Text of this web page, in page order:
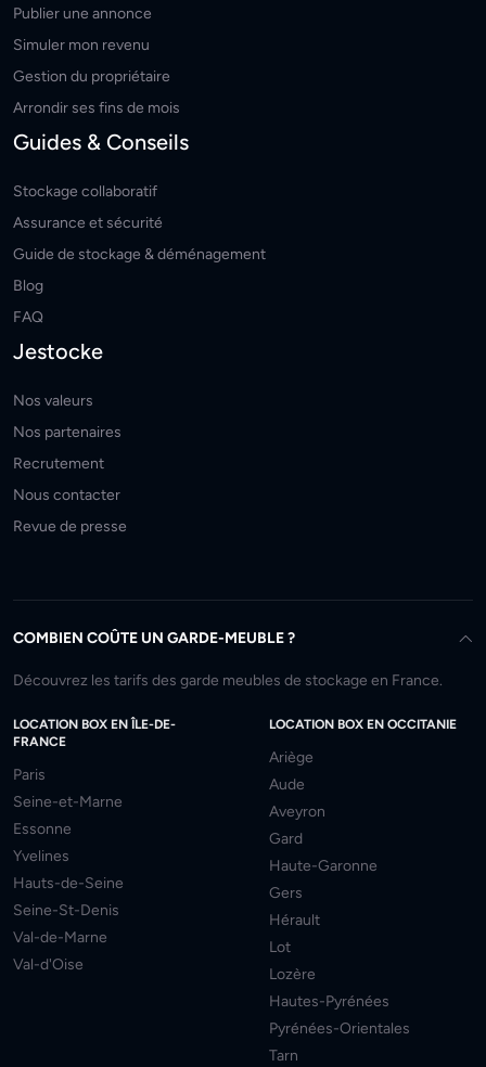
Publier une annonce
Simuler mon revenu
Gestion du propriétaire
Arrondir ses fins de mois
Guides & Conseils
Stockage collaboratif
Assurance et sécurité
Guide de stockage & déménagement
Blog
FAQ
Jestocke
Nos valeurs
Nos partenaires
Recrutement
Nous contacter
Revue de presse
COMBIEN COÛTE UN GARDE-MEUBLE ?
Découvrez les tarifs des garde meubles de stockage en France.
LOCATION BOX EN ÎLE-DE-
FRANCE
Paris
Seine-et-Marne
Essonne
Yvelines
Hauts-de-Seine
Seine-St-Denis
Val-de-Marne
Val-d'Oise
LOCATION BOX EN OCCITANIE
Ariège
Aude
Aveyron
Gard
Haute-Garonne
Gers
Hérault
Lot
Lozère
Hautes-Pyrénées
Pyrénées-Orientales
Tarn